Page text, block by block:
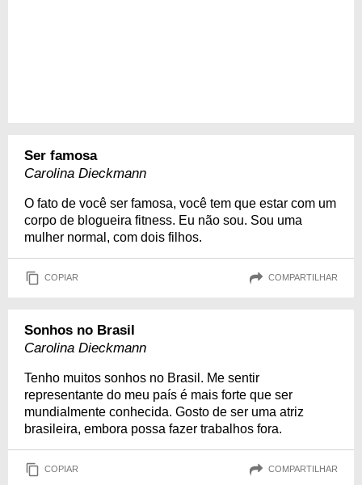
Ser famosa
Carolina Dieckmann
O fato de você ser famosa, você tem que estar com um
corpo de blogueira fitness. Eu não sou. Sou uma
mulher normal, com dois filhos.
COPIAR COMPARTILHAR
Sonhos no Brasil
Carolina Dieckmann
Tenho muitos sonhos no Brasil. Me sentir
representante do meu país é mais forte que ser
mundialmente conhecida. Gosto de ser uma atriz
brasileira, embora possa fazer trabalhos fora.
COPIAR COMPARTILHAR